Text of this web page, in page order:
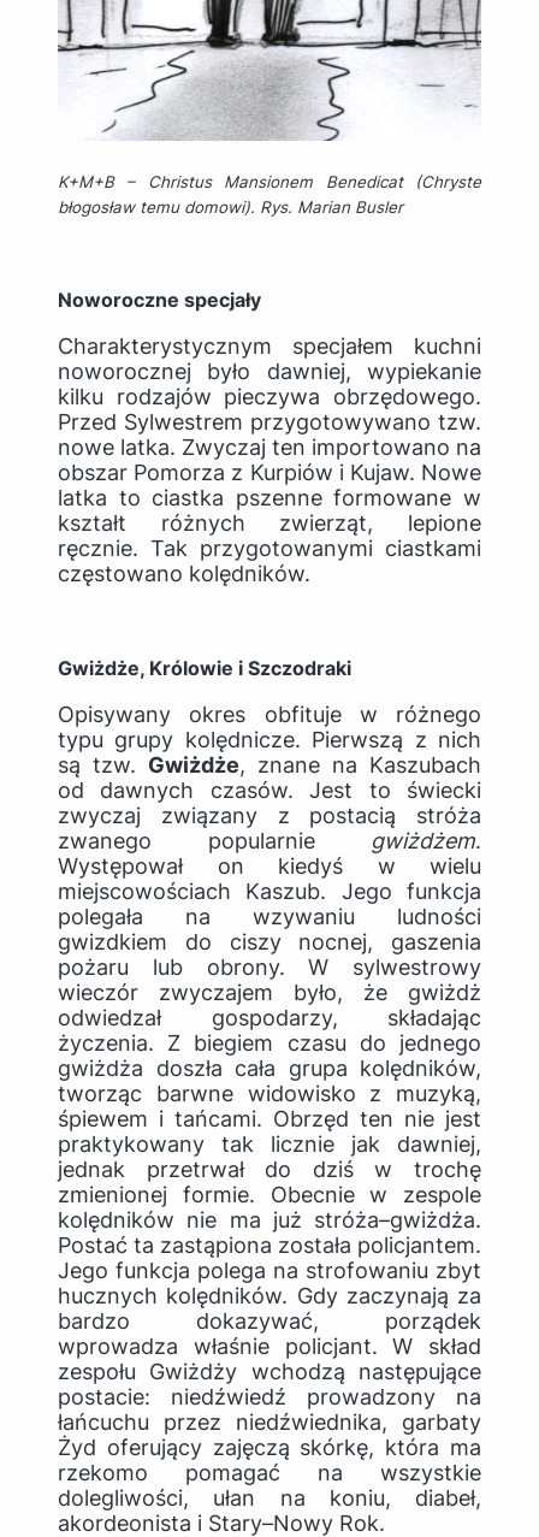
K+M+B – Christus Mansionem Benedicat
(Chryste
błogosław temu domowi). Rys. Marian Busler
Noworoczne specjały
Charakterystycznym specjałem kuchni
noworocznej było dawniej, wypiekanie
kilku rodzajów pieczywa obrzędowego.
Przed Sylwestrem przygotowywano tzw.
nowe latka. Zwyczaj ten importowano na
obszar Pomorza z Kurpiów i Kujaw. Nowe
latka to ciastka pszenne formowane w
kształt różnych zwierząt, lepione
ręcznie. Tak przygotowanymi ciastkami
częstowano kolędników.
Gwiżdże, Królowie i Szczodraki
Opisywany okres obfituje w różnego
typu grupy kolędnicze. Pierwszą z nich
są tzw. Gwiżdże, znane na Kaszubach
od dawnych czasów. Jest to świecki
zwyczaj związany z postacią stróża
zwanego popularnie gwiżdżem.
Występował on kiedyś w wielu
miejscowościach Kaszub. Jego funkcja
polegała na wzywaniu ludności
gwizdkiem do ciszy nocnej, gaszenia
pożaru lub obrony. W sylwestrowy
wieczór zwyczajem było, że gwiżdż
odwiedzał gospodarzy, składając
życzenia. Z biegiem czasu do jednego
gwiżdża doszła cała grupa kolędników,
tworząc barwne widowisko z muzyką,
śpiewem i tańcami. Obrzęd ten nie jest
praktykowany tak licznie jak dawniej,
jednak przetrwał do dziś w trochę
zmienionej formie. Obecnie w zespole
kolędników nie ma już stróża–gwiżdża.
Postać ta zastąpiona została policjantem.
Jego funkcja polega na strofowaniu zbyt
hucznych kolędników. Gdy zaczynają za
bardzo dokazywać, porządek
wprowadza właśnie policjant. W skład
zespołu Gwiżdży wchodzą następujące
postacie: niedźwiedź prowadzony na
łańcuchu przez niedźwiednika, garbaty
Żyd oferujący zajęczą skórkę, która ma
rzekomo pomagać na wszystkie
dolegliwości, ułan na koniu, diabeł,
akordeonista i Stary–Nowy Rok.